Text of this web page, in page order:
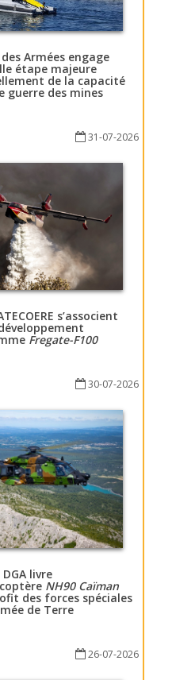
Armées engage
étape majeure
de la capacité
guerre des mines
31-07-2026
s’associent
Fregate-F100
30-07-2026
DGA livre
NH90 Caïman
des forces spéciales
de Terre
26-07-2026